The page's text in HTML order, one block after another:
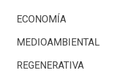
ECONOMÍA
MEDIOAMBIENTAL
REGENERATIVA